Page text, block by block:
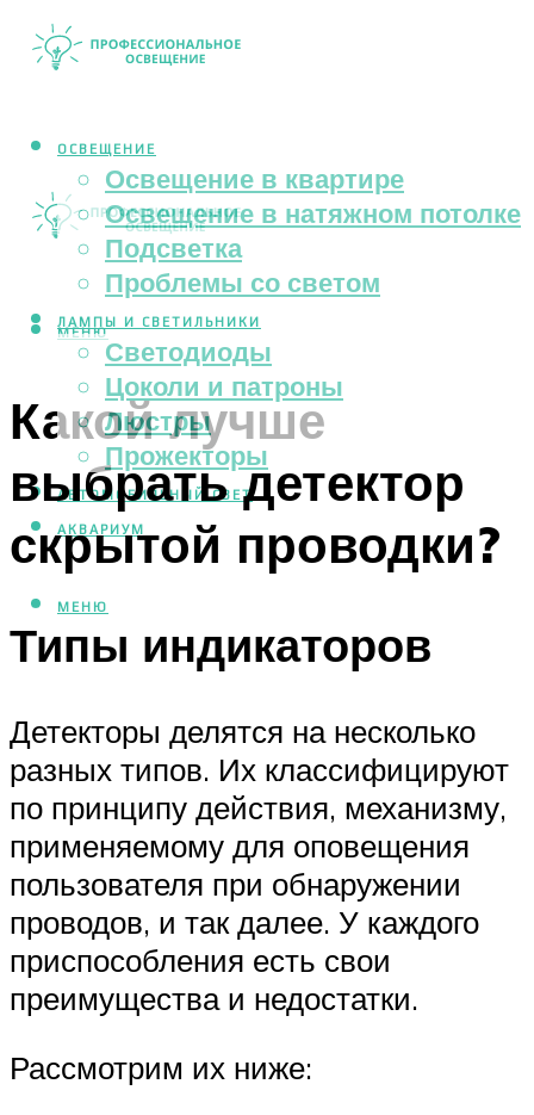
ОСВЕЩЕНИЕ
Освещение в квартире
Освещение в натяжном потолке
Подсветка
Проблемы со светом
ЛАМПЫ И СВЕТИЛЬНИКИ
Светодиоды
Цоколи и патроны
Люстры
Прожекторы
АВТОМОБИЛЬНЫЙ СВЕТ
АКВАРИУМ
МЕНЮ
МЕНЮ
Какой лучше
выбрать детектор
скрытой проводки?
Типы индикаторов
Детекторы делятся на несколько
разных типов. Их классифицируют
по принципу действия, механизму,
применяемому для оповещения
пользователя при обнаружении
проводов, и так далее. У каждого
приспособления есть свои
преимущества и недостатки.
Рассмотрим их ниже: